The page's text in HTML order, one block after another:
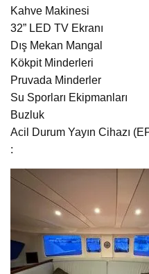
Kahve Makinesi
32” LED TV Ekranı
Dış Mekan Mangal
Kökpit Minderleri
Pruvada Minderler
Su Sporları Ekipmanları
Buzluk
Acil Durum Yayın Cihazı
: